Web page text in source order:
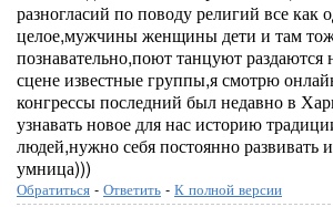
разногласий по поводу религий все как
целое,мужчины женщины дети и там
познавательно,поют танцуют
сцене известные группы,я смотрю
конгрессы последний был недавно в
узнавать новое для нас историю
людей,нужно себя постоянно развивать
умница)))
Обратиться - Ответить - К полной версии